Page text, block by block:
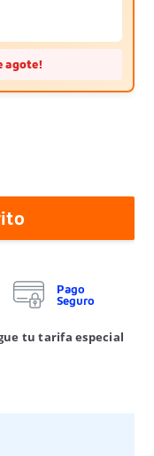
agote!
Pago
Seguro
tu tarifa especial